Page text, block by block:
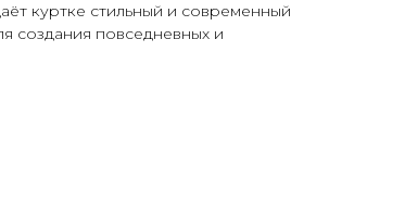
куртке стильный и современный
создания повседневных и